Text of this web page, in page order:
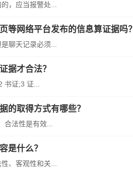
，应当报警处...
等网络平台发布的信息算证据吗？
聊天记录必须...
据才合法？
证;3 证...
的取得方式有哪些？
法性是有效...
是什么？
、客观性和关...